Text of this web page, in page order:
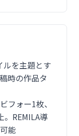
ルを主題とす
時の作品タ
フォー1枚、
REMILA導
能